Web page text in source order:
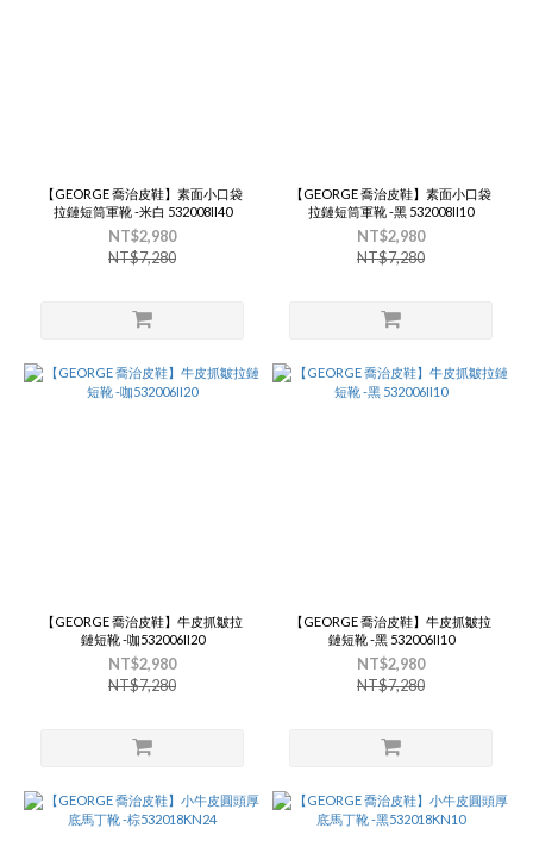
【GEORGE 喬治皮鞋】素面小口袋
拉鏈短筒軍靴 -米白 532008II40
NT$2,980
NT$7,280
【GEORGE 喬治皮鞋】素面小口袋
拉鏈短筒軍靴 -黑 532008II10
NT$2,980
NT$7,280
【GEORGE 喬治皮鞋】牛皮抓皺拉
鏈短靴 -咖532006II20
NT$2,980
NT$7,280
【GEORGE 喬治皮鞋】牛皮抓皺拉
鏈短靴 -黑 532006II10
NT$2,980
NT$7,280